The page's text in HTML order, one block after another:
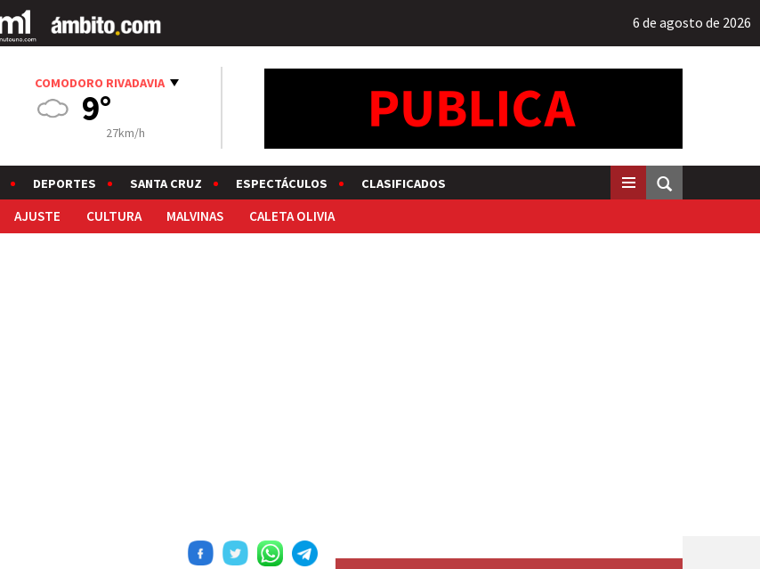
6 de agosto de 2026
COMODORO RIVADAVIA
9°
27km/h
DEPORTES SANTA CRUZ ESPECTÁCULOS CLASIFICADOS
AJUSTE CULTURA MALVINAS CALETA OLIVIA